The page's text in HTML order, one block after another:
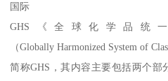
国际
GHS《全球化学品统
（Globally Harmonized System of
简称GHS，其内容主要包括两个